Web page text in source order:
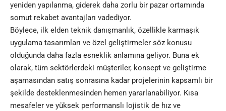
yeniden yapılanma, giderek daha zorlu bir pazar ortamında
somut rekabet avantajları vadediyor.
Böylece, ilk elden teknik danışmanlık, özellikle karmaşık
uygulama tasarımları ve özel geliştirmeler söz konusu
olduğunda daha fazla esneklik anlamına geliyor. Buna ek
olarak, tüm sektörlerdeki müşteriler, konsept ve geliştirme
aşamasından satış sonrasına kadar projelerinin kapsamlı bir
şekilde desteklenmesinden hemen yararlanabiliyor. Kısa
mesafeler ve yüksek performanslı lojistik de hız ve